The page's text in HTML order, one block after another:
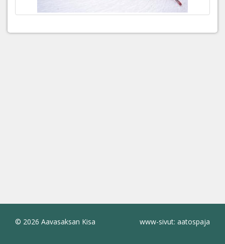
© 2026 Aavasaksan Kisa www-sivut: aatospaja